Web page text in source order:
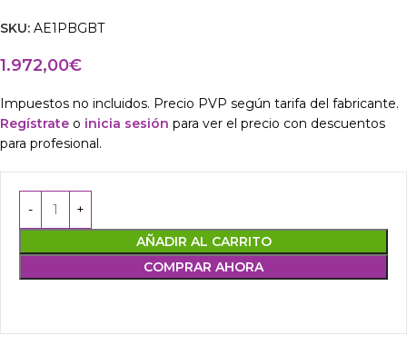
SKU: AE1PBGBT
1.972,00€
Impuestos no incluidos. Precio PVP según tarifa del fabricante.
Regístrate o inicia sesión para ver el precio con descuentos
para profesional.
AÑADIR AL CARRITO
COMPRAR AHORA